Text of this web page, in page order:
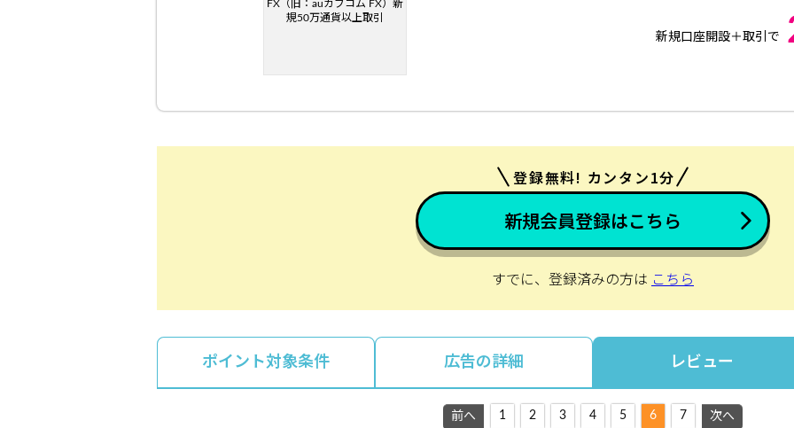
新規口座開設＋取引で
登録無料! カンタン1分
新規会員登録はこちら
すでに、登録済みの方は こちら
ポイント対象条件 広告の詳細 レビュー
前へ 1 2 3 4 5 6 7 次へ